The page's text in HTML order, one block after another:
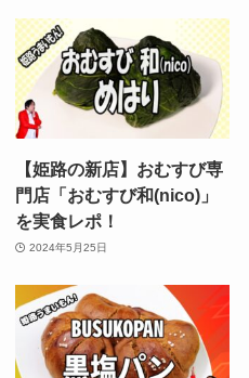
【姫路の新店】おむすび専
門店「おむすび和(nico)」
を実食レポ！
2024年5月25日